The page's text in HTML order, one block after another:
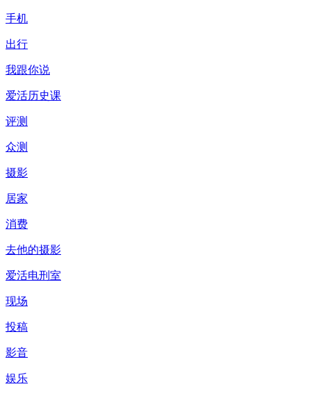
手机
出行
我跟你说
爱活历史课
评测
众测
摄影
居家
消费
去他的摄影
爱活电刑室
现场
投稿
影音
娱乐